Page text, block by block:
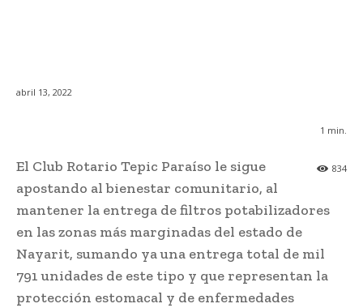
abril 13, 2022
1 min.
834
El Club Rotario Tepic Paraíso le sigue
apostando al bienestar comunitario, al
mantener la entrega de filtros potabilizadores
en las zonas más marginadas del estado de
Nayarit, sumando ya una entrega total de mil
791 unidades de este tipo y que representan la
protección estomacal y de enfermedades